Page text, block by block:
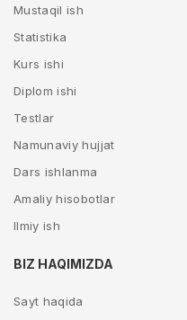
Mustaqil ish
Statistika
Kurs ishi
Diplom ishi
Testlar
Namunaviy hujjat
Dars ishlanma
Amaliy hisobotlar
Ilmiy ish
BIZ HAQIMIZDA
Sayt haqida